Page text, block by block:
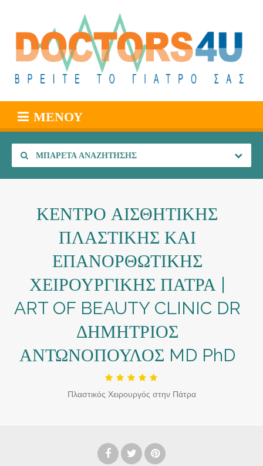
ΜΕΝΟΎ
ΜΠΑΡΈΤΑ ΑΝΑΖΉΤΗΣΗΣ
ΚΕΝΤΡΟ ΑΙΣΘΗΤΙΚΗΣ
ΠΛΑΣΤΙΚΗΣ ΚΑΙ
ΕΠΑΝΟΡΘΩΤΙΚΗΣ
ΧΕΙΡΟΥΡΓΙΚΗΣ ΠΑΤΡΑ |
ART OF BEAUTY CLINIC DR
ΔΗΜΗΤΡΙΟΣ
ΑΝΤΩΝΟΠΟΥΛΟΣ MD PhD
Πλαστικός Χειρουργός στην Πάτρα